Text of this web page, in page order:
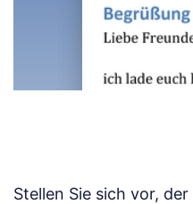
Stellen Sie sich vor,